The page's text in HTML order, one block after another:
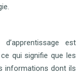
est
qui signifie que les
informations dont ils